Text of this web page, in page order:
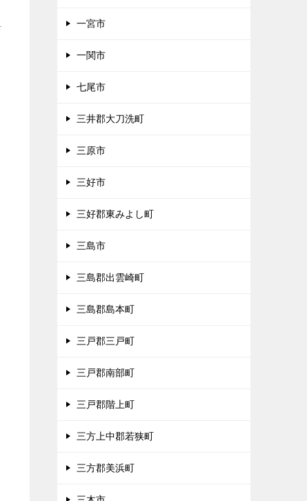
一宮市
一関市
七尾市
三井郡大刀洗町
三原市
三好市
三好郡東みよし町
三島市
三島郡出雲崎町
三島郡島本町
三戸郡三戸町
三戸郡南部町
三戸郡階上町
三方上中郡若狭町
三方郡美浜町